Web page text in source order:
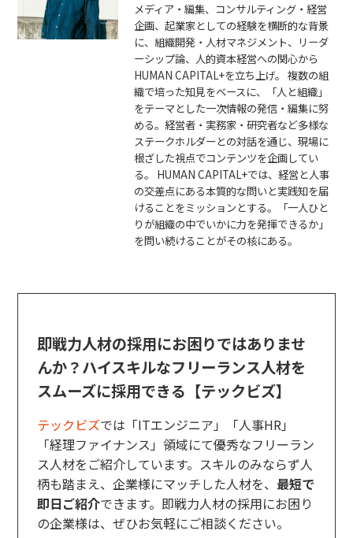
メディア・編集、コンサルティング・経営
企画、起業家としての経験を横断的な背景
に、組織開発・人材マネジメント、リーダ
ーシップ論、人的資本経営への関心から
HUMAN CAPITAL+を立ち上げ。 複数の組
織で培った知見をベースに、「人と組織」
をテーマとした一次情報の発信・編集に努
める。経営者・実務家・研究者など多様な
ステークホルダーとの対話を通じ、現場に
根ざした視点でコンテンツを企画してい
る。 HUMAN CAPITAL+では、経営と人事
の交差点にある本質的な問いと実践知を届
けることをミッションとする。「一人ひと
りが組織の中でいかに力を発揮できるか」
を問い続けることがその核にある。
即戦力人材の採用にお困りではありませ
んか？ハイスキルなフリーランス人材を
スムーズに採用できる【テックビズ】
テックビズでは「ITエンジニア」「人事HR」
「経理ファイナンス」領域にて優秀なフリーラン
ス人材をご紹介しています。スキルのみならず人
柄も踏まえ、企業様にマッチした人材を、 最短で
即日ご紹介できます。即戦力人材の採用にお困り
の企業様は、ぜひお気軽にご相談ください。